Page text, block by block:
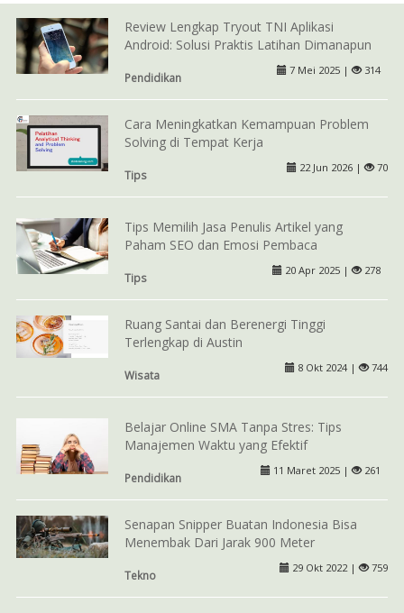
Review Lengkap Tryout TNI Aplikasi
Android: Solusi Praktis Latihan Dimanapun
Pendidikan
7 Mei 2025 | 314
Cara Meningkatkan Kemampuan Problem
Solving di Tempat Kerja
Tips
22 Jun 2026 | 70
Tips Memilih Jasa Penulis Artikel yang
Paham SEO dan Emosi Pembaca
Tips
20 Apr 2025 | 278
Ruang Santai dan Berenergi Tinggi
Terlengkap di Austin
Wisata
8 Okt 2024 | 744
Belajar Online SMA Tanpa Stres: Tips
Manajemen Waktu yang Efektif
Pendidikan
11 Maret 2025 | 261
Senapan Snipper Buatan Indonesia Bisa
Menembak Dari Jarak 900 Meter
Tekno
29 Okt 2022 | 759